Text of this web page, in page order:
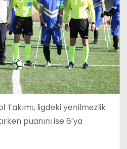
Takımı, ligdeki yenilmezlik
puanını ise 6’ya